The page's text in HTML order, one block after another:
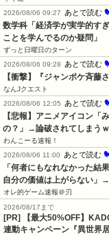
2026/08/06 09:27
あとで読む
数学科「経済学が実学的す
ことを学んでるのか疑問」
ずっと日曜日のターン
2026/08/06 09:28
あとで読む
【衝撃】『ジャンポケ斉藤
なんJクエスト
2026/08/06 12:05
あとで読む
【悲報】アニメアイコン「
の？」→論破されてしまう
わんこーる速報！
2026/08/06 11:00
あとで読む
「何者にもなれなかった結
自分の価値は上がらない」
オレ的ゲーム速報＠刃
2026/08/17まで
[PR] 【最大50%OFF】
連動キャンペーン『異世界